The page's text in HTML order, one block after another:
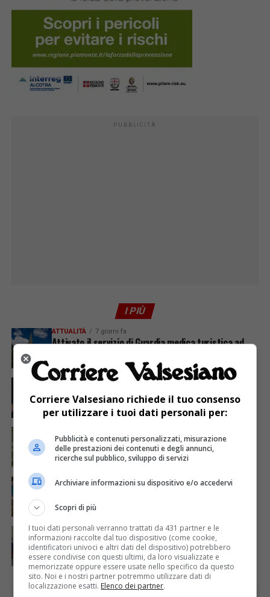
PUBBLICITÀ
I PIÙ
ATTUALITÀ 7 giorni fa
Attivato il servizio di Guardia medica turistica ad
ATTUALITÀ 5 giorni fa
Sabato 8 agosto in piazza a Varallo Gran Galà Lirico
Siccità, Gattinara chiede il riconoscimento dello
stato di calamità naturale
ATTUALITÀ 5 giorni fa
Concluso il Master Gessi Summer Excellence 2026
ATTUALITÀ 4 giorni fa
Festa Walser delle genti valsesiane quinta edizione
Corriere Valsesiano richiede il tuo consenso
per utilizzare i tuoi dati personali per:
Pubblicità e contenuti personalizzati, misurazione
delle prestazioni dei contenuti e degli annunci,
ricerche sul pubblico, sviluppo di servizi
Archiviare informazioni su dispositivo e/o accedervi
Scopri di più
I tuoi dati personali verranno trattati da 431 partner e le
informazioni raccolte dal tuo dispositivo (come cookie,
identificatori univoci e altri dati del dispositivo) potrebbero
essere condivise con questi ultimi, da loro visualizzate e
memorizzate oppure essere usate nello specifico da questo
sito. Noi e i nostri partner potremmo utilizzare dati di
localizzazione esatti. Elenco dei partner.